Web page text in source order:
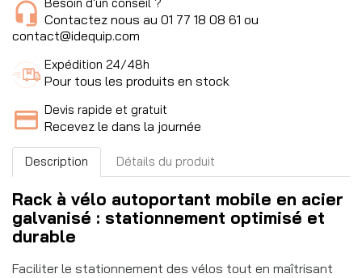
Contactez nous au 01 77 18 08 61 ou
contact@idequip.com
Expédition 24/48h
Pour tous les produits en stock
Devis rapide et gratuit
Recevez le dans la journée
Description Détails du produit
Rack à vélo autoportant mobile en acier
galvanisé : stationnement optimisé et
durable
Faciliter le stationnement des vélos tout en maîtrisant